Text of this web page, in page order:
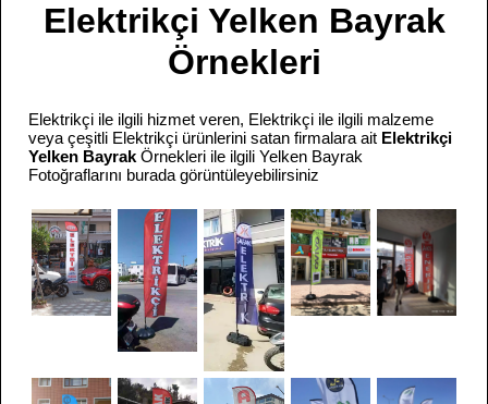
Elektrikçi Yelken Bayrak
Örnekleri
Elektrikçi ile ilgili hizmet veren, Elektrikçi ile ilgili malzeme
veya çeşitli Elektrikçi ürünlerini satan firmalara ait Elektrikçi
Yelken BayrakÖrnekleri ile ilgili Yelken Bayrak
Fotoğraflarını burada görüntüleyebilirsiniz